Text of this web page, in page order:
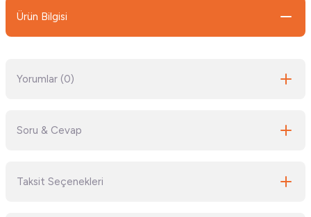
Ürün Bilgisi
Yorumlar (0)
Soru & Cevap
Taksit Seçenekleri